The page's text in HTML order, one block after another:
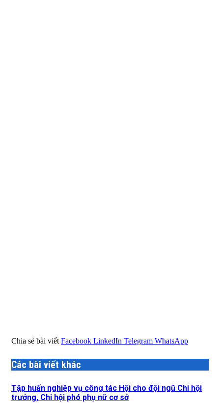
Chia sẻ bài viết Facebook LinkedIn Telegram WhatsApp
Các bài viết khác
Tập huấn nghiệp vụ công tác Hội cho đội ngũ Chi hội
trưởng, Chi hội phó phụ nữ cơ sở